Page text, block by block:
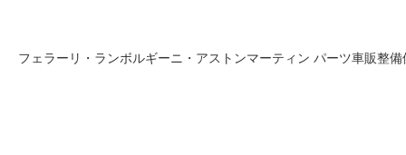
フェラーリ・ランボルギーニ・アストンマーティン パーツ車販整